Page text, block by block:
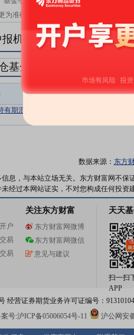
为准确。
机构持仓明细
基金明细
相关链接 机构属性
期混合
数据来源： 东方
息，与本站立场无关。东方财富网不
经过本网站证实，不对您构成任何投资
户
易
易
关注东方财富
东方财富网微博
东方财富网微信
意见与建议
天天
扫一扫
APP
经营证券期货业务许可证编号：
号:沪ICP备05006054号-11 沪公网安